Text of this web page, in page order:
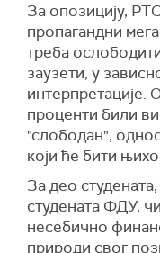
За опозицију,
пропагандни
треба
заузети, у
интерпретације.
проценти били
"слободан",
који ће бити
За део
студената ФДУ,
несебично
природи свог